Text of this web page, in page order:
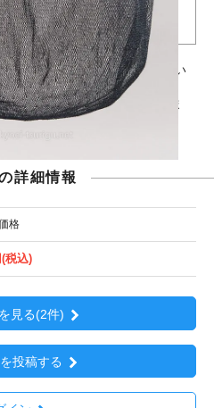
ー) 約15.5mm前後
体差がございます）
と異なって見える場合がござい
め、品切れの場合がございま
お問い合わせください。
詳細情報
格
税込)
見る(2件)
投稿する